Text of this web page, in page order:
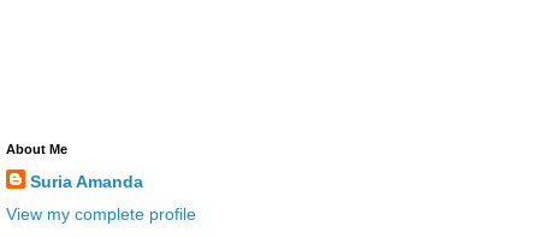
About Me
Suria Amanda
View my complete profile